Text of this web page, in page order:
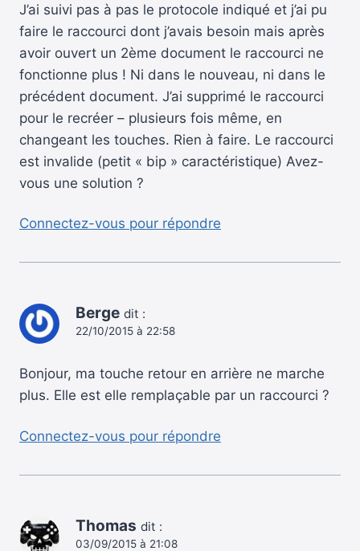
J’ai suivi pas à pas le protocole indiqué et j’ai pu
faire le raccourci dont j’avais besoin mais après
avoir ouvert un 2ème document le raccourci ne
fonctionne plus ! Ni dans le nouveau, ni dans le
précédent document. J’ai supprimé le raccourci
pour le recréer – plusieurs fois même, en
changeant les touches. Rien à faire. Le raccourci
est invalide (petit « bip » caractéristique) Avez-
vous une solution ?
Connectez-vous pour répondre
Berge dit :
22/10/2015 à 22:58
Bonjour, ma touche retour en arrière ne marche
plus. Elle est elle remplaçable par un raccourci ?
Connectez-vous pour répondre
Thomas dit :
03/09/2015 à 21:08